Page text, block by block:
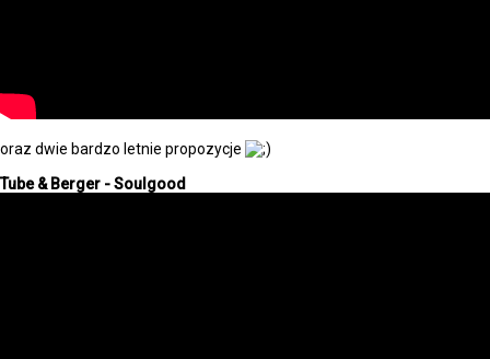
oraz dwie bardzo letnie propozycje
Tube & Berger - Soulgood